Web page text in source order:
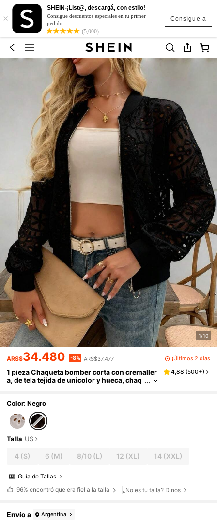
Consíguela
×
SHEIN-¡List@, descargá, con estilo!
Consigue descuentos especiales en tu primer
pedido
(5,000)
1/10
ARS$34.480 -8% ARS$37.477 ¡Últimos 2 días
1 pieza Chaqueta bomber corta con cremaller
a, de tela tejida de unicolor y hueca, chaq
4,88 (500+)
Color: Negro
Talla US
4 (S) 6 (M) 8/10(L) 12 (XL) 14 (XXL)
Guía de Tallas
96% encontró que era fiel a la talla ¿No es tu talla? Dinos
Envío a Argentina